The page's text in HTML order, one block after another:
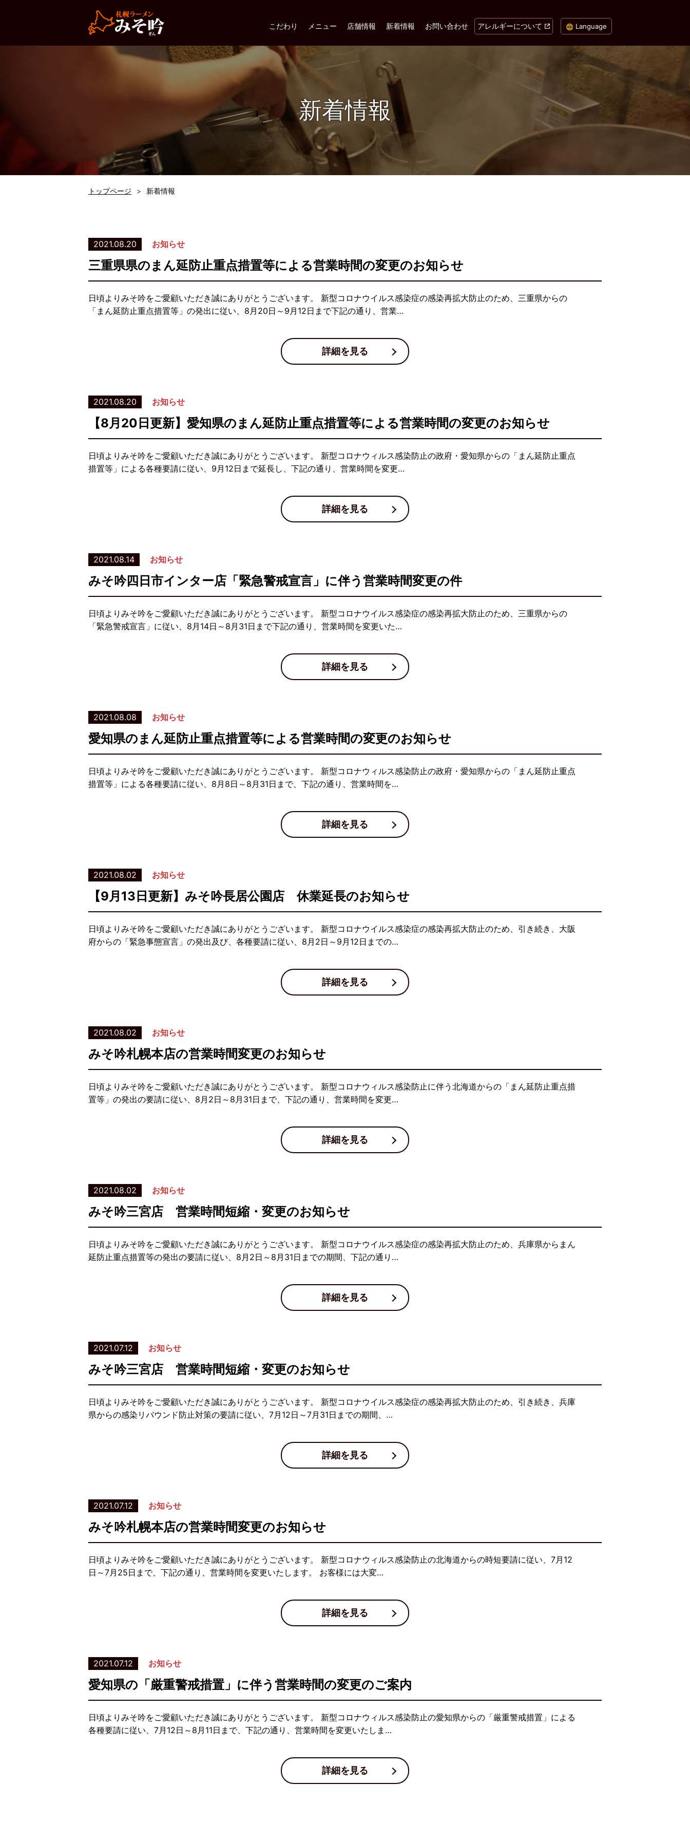
Language
こだわり メニュー 店舗情報 新着情報 お問い合わせ アレルギーについて
新着情報
トップページ 新着情報
2021.08.20 お知らせ
三重県県のまん延防止重点措置等による営業時間の変更のお知らせ
日頃よりみそ吟をご愛顧いただき誠にありがとうございます。 新型コロナウイルス感染症の感染再拡大防止のため、三重県からの
「まん延防止重点措置等」の発出に従い、8月20日～9月12日まで下記の通り、営業…
詳細を見る
2021.08.20 お知らせ
【8月20日更新】愛知県のまん延防止重点措置等による営業時間の変更のお知らせ
日頃よりみそ吟をご愛顧いただき誠にありがとうございます。 新型コロナウィルス感染防止の政府・愛知県からの「まん延防止重点
措置等」による各種要請に従い、9月12日まで延長し、下記の通り、営業時間を変更…
詳細を見る
2021.08.14 お知らせ
みそ吟四日市インター店「緊急警戒宣言」に伴う営業時間変更の件
日頃よりみそ吟をご愛顧いただき誠にありがとうございます。 新型コロナウイルス感染症の感染再拡大防止のため、三重県からの
「緊急警戒宣言」に従い、8月14日～8月31日まで下記の通り、営業時間を変更いた…
詳細を見る
2021.08.08 お知らせ
愛知県のまん延防止重点措置等による営業時間の変更のお知らせ
日頃よりみそ吟をご愛顧いただき誠にありがとうございます。 新型コロナウィルス感染防止の政府・愛知県からの「まん延防止重点
措置等」による各種要請に従い、8月8日～8月31日まで、下記の通り、営業時間を…
詳細を見る
2021.08.02 お知らせ
【9月13日更新】みそ吟長居公園店 休業延長のお知らせ
日頃よりみそ吟をご愛顧いただき誠にありがとうございます。 新型コロナウイルス感染症の感染再拡大防止のため、引き続き、大阪
府からの「緊急事態宣言」の発出及び、各種要請に従い、8月2日～9月12日までの…
詳細を見る
2021.08.02 お知らせ
みそ吟札幌本店の営業時間変更のお知らせ
日頃よりみそ吟をご愛顧いただき誠にありがとうございます。 新型コロナウィルス感染防止に伴う北海道からの「まん延防止重点措
置等」の発出の要請に従い、8月2日～8月31日まで、下記の通り、営業時間を変更…
詳細を見る
2021.08.02 お知らせ
みそ吟三宮店 営業時間短縮・変更のお知らせ
日頃よりみそ吟をご愛顧いただき誠にありがとうございます。 新型コロナウイルス感染症の感染再拡大防止のため、兵庫県からまん
延防止重点措置等の発出の要請に従い、8月2日～8月31日までの期間、下記の通り…
詳細を見る
2021.07.12 お知らせ
みそ吟三宮店 営業時間短縮・変更のお知らせ
日頃よりみそ吟をご愛顧いただき誠にありがとうございます。 新型コロナウイルス感染症の感染再拡大防止のため、引き続き、兵庫
県からの感染リバウンド防止対策の要請に従い、7月12日～7月31日までの期間、…
詳細を見る
2021.07.12 お知らせ
みそ吟札幌本店の営業時間変更のお知らせ
日頃よりみそ吟をご愛顧いただき誠にありがとうございます。 新型コロナウィルス感染防止の北海道からの時短要請に従い、7月12
日～7月25日まで、下記の通り、営業時間を変更いたします。 お客様には大変…
詳細を見る
2021.07.12 お知らせ
愛知県の「厳重警戒措置」に伴う営業時間の変更のご案内
日頃よりみそ吟をご愛顧いただき誠にありがとうございます。 新型コロナウィルス感染防止の愛知県からの「厳重警戒措置」による
各種要請に従い、7月12日～8月11日まで、下記の通り、営業時間を変更いたしま…
詳細を見る